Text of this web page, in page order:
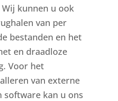
kunnen u ook
van per
bestanden en het
en draadloze
Voor het
van externe
kan u ons